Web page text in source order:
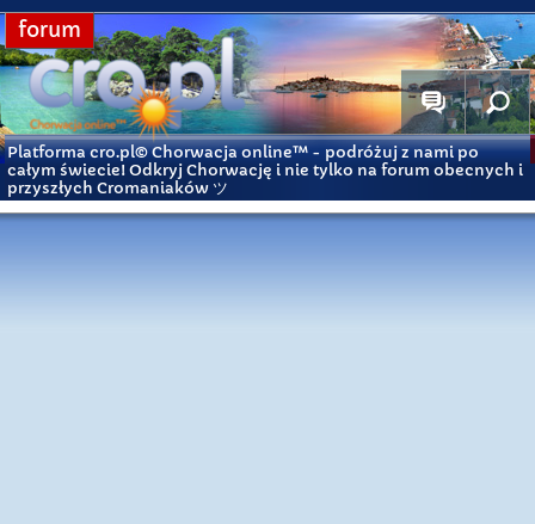
forum
Platforma cro.pl© Chorwacja online™ - podróżuj z nami po
całym świecie! Odkryj Chorwację i nie tylko na forum obecnych i
przyszłych Cromaniaków ツ